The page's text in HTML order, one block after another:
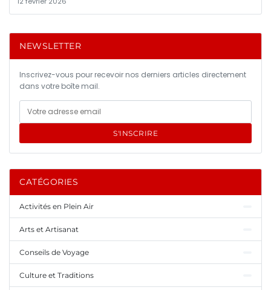
NEWSLETTER
Inscrivez-vous pour recevoir nos derniers articles directement
dans votre boîte mail.
S'INSCRIRE
CATÉGORIES
Activités en Plein Air
Arts et Artisanat
Conseils de Voyage
Culture et Traditions